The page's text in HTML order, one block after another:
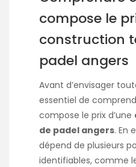
compose le
construction
padel angers
Avant d’envisager
essentiel de
compose le prix d’une
de padel angers. En
dépend de plusieurs
identifiables, comme